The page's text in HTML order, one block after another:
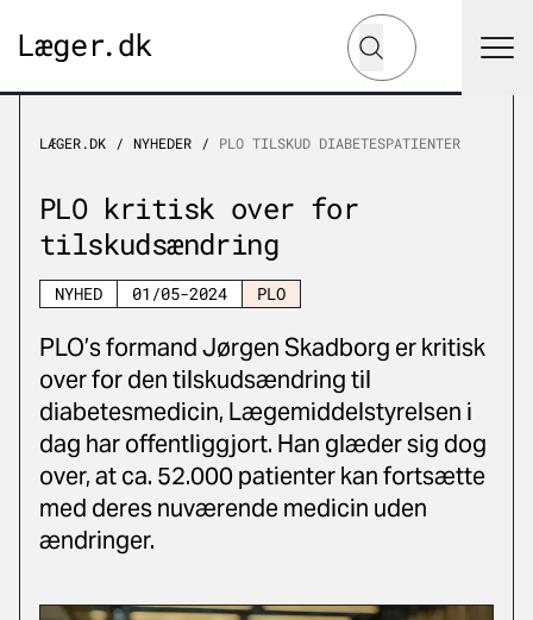
Hvad leder du efter?
Søg
LÆGER.DK NYHEDER PLO TILSKUD DIABETESPATIENTER
PLO kritisk over for
tilskudsændring
NYHED 01/05-2024 PLO
PLO’s formand Jørgen Skadborg er kritisk
over for den tilskudsændring til
diabetesmedicin, Lægemiddelstyrelsen i
dag har offentliggjort. Han glæder sig dog
over, at ca. 52.000 patienter kan fortsætte
med deres nuværende medicin uden
ændringer.